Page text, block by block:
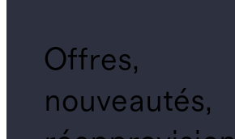
Offres,
nouveautés,